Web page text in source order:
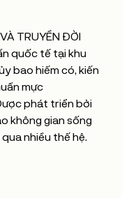
TRUYỀN ĐỜI
quốc tế tại khu
bao hiếm có, kiến
mực
phát triển bởi
không gian sống
nhiều thế hệ.